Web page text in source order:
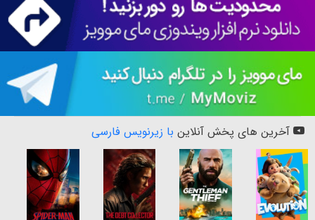
آخرین های پخش آنلاین با زیرنویس فارسی